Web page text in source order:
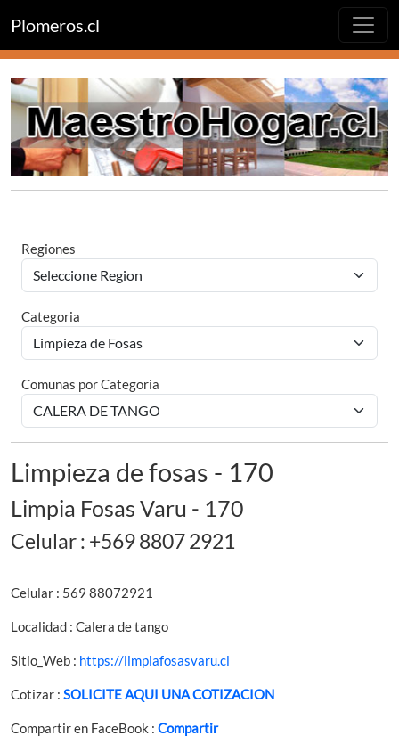
Plomeros.cl
Regiones
Categoria
Comunas por Categoria
Limpieza de fosas - 170
Limpia Fosas Varu - 170
Celular : +569 8807 2921
Celular : 569 88072921
Localidad : Calera de tango
Sitio_Web : https://limpiafosasvaru.cl
Cotizar : SOLICITE AQUI UNA COTIZACION
Compartir en FaceBook : Compartir